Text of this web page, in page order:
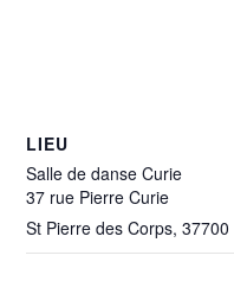
LIEU
Salle de danse Curie
37 rue Pierre Curie
St Pierre des Corps, 37700